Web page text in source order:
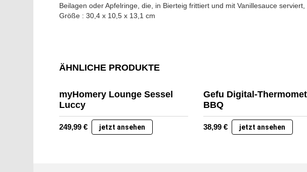
Beilagen oder Apfelringe, die, in Bierteig frittiert und mit Vanillesauce
Größe : 30,4 x 10,5 x 13,1 cm
ÄHNLICHE PRODUKTE
myHomery Lounge Sessel
Luccy
249,99 € jetzt ansehen
Gefu Digital-
BBQ
38,99 € jetzt ansehen